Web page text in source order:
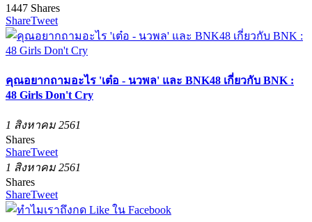
1447 Shares
ShareTweet
คุณอยากถามอะไร 'เต๋อ - นวพล' และ BNK48 เกี่ยวกับ BNK :
48 Girls Don't Cry
1 สิงหาคม 2561
Shares
ShareTweet
1 สิงหาคม 2561
Shares
ShareTweet